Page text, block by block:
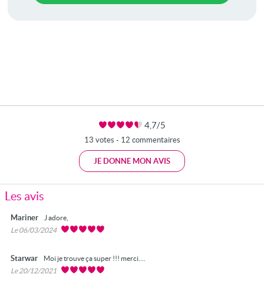
4,7/5
13 votes - 12 commentaires
JE DONNE MON AVIS
Les avis
Mariner
J adore,
Le 06/03/2024
Starwar
Moi je trouve ça super !!! merci....
Le 20/12/2021